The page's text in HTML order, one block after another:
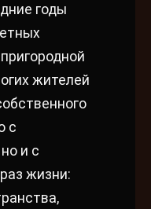
годы
жителей
с
и с
жизни: